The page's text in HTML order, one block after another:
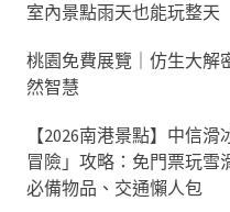
室內景點雨天也能玩整天
桃園免費展覽｜仿生大解
然智慧
【2026南港景點】中信
冒險」攻略：免門票玩雪
必備物品、交通懶人包